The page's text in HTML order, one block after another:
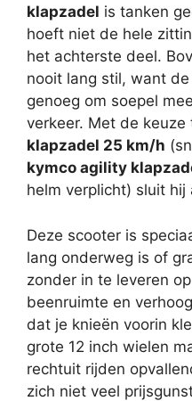
klapzadel is tanken
hoeft niet de hele
het achterste deel.
nooit lang stil, want
genoeg om soepel
verkeer. Met de keuze
klapzadel 25 km/h
kymco agility
helm verplicht) sluit hij
Deze scooter is
lang onderweg is of
zonder in te leveren
beenruimte en
dat je knieën voorin
grote 12 inch wielen
rechtuit rijden
zich niet veel